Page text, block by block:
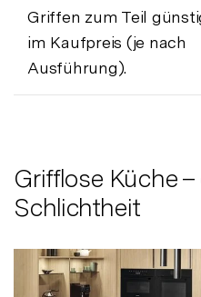
Griffen zum Teil
im Kaufpreis (je nach
Ausführung).
Grifflose Küche
Schlichtheit